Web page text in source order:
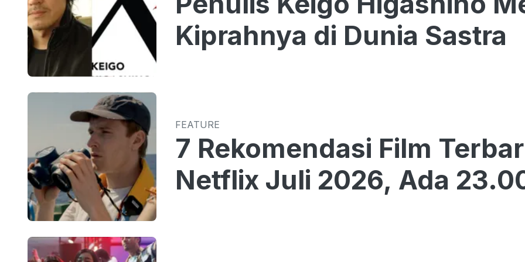
Kiprahnya di Dunia Sastra
FEATURE
7 Rekomendasi Film
Netflix Juli 2026, Ada